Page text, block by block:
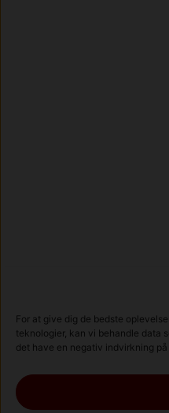
For at give dig de bedste
teknologier, kan vi behandle data
det have en negativ indvirkning